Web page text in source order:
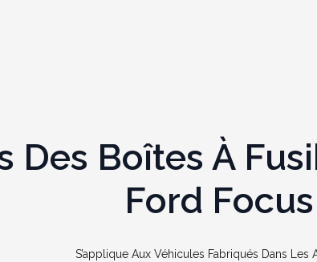
Des Boîtes À
Ford Focus
S’applique Aux Véhicules Fabriqués Dans Les